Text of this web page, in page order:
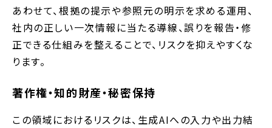
あわせて、根拠の提示や参照元の明示を求める運用、
社内の正しい一次情報に当たる導線、誤りを報告・修
正できる仕組みを整えることで、リスクを抑えやすくな
ります。
著作権・知的財産・秘密保持
この領域におけるリスクは、生成AIへの入力や出力結